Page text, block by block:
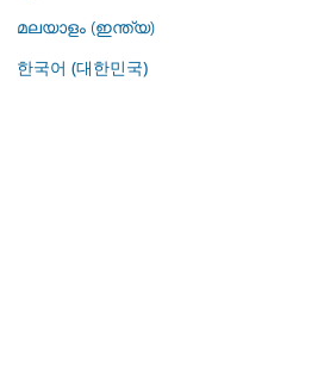
മലയാളം (ഇന്ത്യ)
한국어 (대한민국)